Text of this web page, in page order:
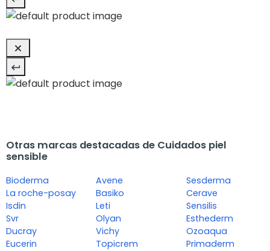
Otras marcas destacadas de Cuidados piel
sensible
Bioderma
La roche-posay
Isdin
Svr
Ducray
Eucerin
Avene
Basiko
Leti
Olyan
Vichy
Topicrem
Sesderma
Cerave
Sensilis
Esthederm
Ozoaqua
Primaderm